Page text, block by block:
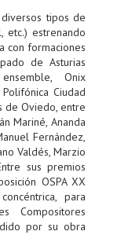
tipos de
etc.) estrenando
con formaciones
de Asturias
Onix
Ciudad
de Oviedo, entre
Mariné, Ananda
Fernández,
Valdés, Marzio
sus premios
OSPA XX
para
Compositores
por su obra